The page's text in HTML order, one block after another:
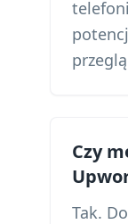
Czy
Tak.